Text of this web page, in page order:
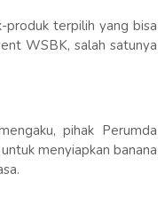
produk terpilih yang bisa
WSBK, salah satunya
pihak Perumda
menyiapkan banana